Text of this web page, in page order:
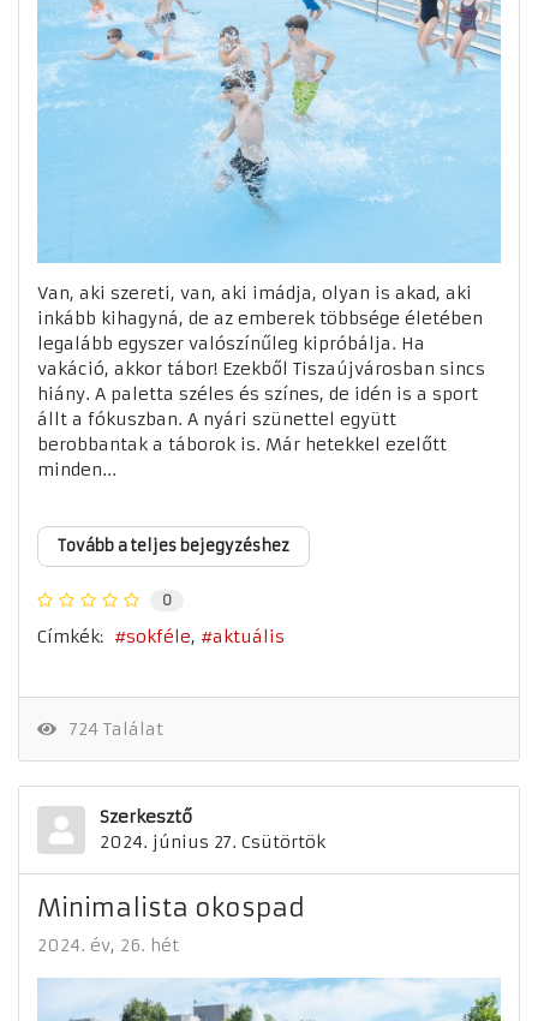
Van, aki szereti, van, aki imádja, olyan is akad, aki
inkább kihagyná, de az emberek többsége életében
legalább egyszer valószínűleg kipróbálja. Ha
vakáció, akkor tábor! Ezekből Tiszaújvárosban sincs
hiány. A paletta széles és színes, de idén is a sport
állt a fókuszban. A nyári szünettel együtt
berobbantak a táborok is. Már hetekkel ezelőtt
minden...
Tovább a teljes bejegyzéshez
0
Címkék: sokféle aktuális
724 Találat
Szerkesztő
2024. június 27. Csütörtök
Minimalista okospad
2024. év 26. hét